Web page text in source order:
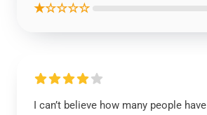
★☆☆☆☆
I can’t believe how many people